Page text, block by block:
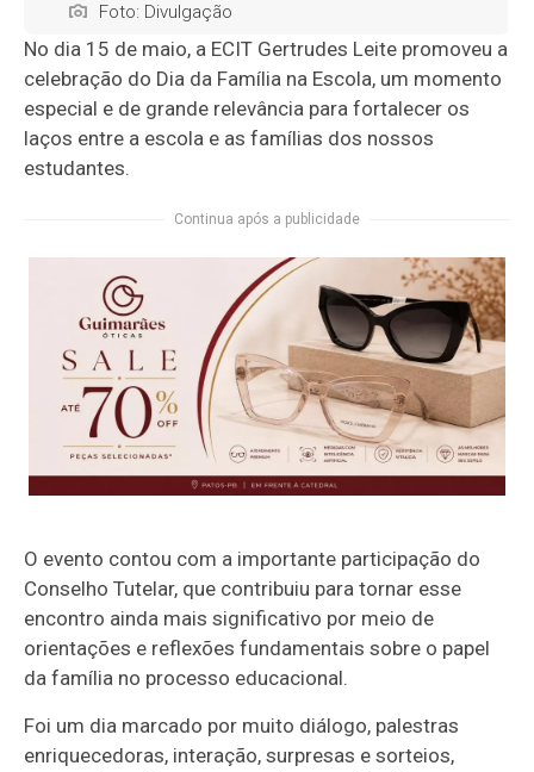
Foto: Divulgação
No dia 15 de maio, a ECIT Gertrudes Leite promoveu a
celebração do Dia da Família na Escola, um momento
especial e de grande relevância para fortalecer os
laços entre a escola e as famílias dos nossos
estudantes.
Continua após a publicidade
O evento contou com a importante participação do
Conselho Tutelar, que contribuiu para tornar esse
encontro ainda mais significativo por meio de
orientações e reflexões fundamentais sobre o papel
da família no processo educacional.
Foi um dia marcado por muito diálogo, palestras
enriquecedoras, interação, surpresas e sorteios,